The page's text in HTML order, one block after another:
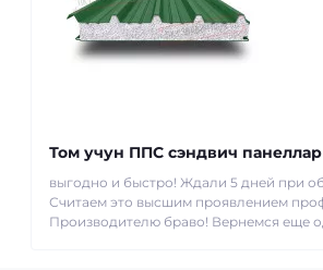
Том учун ППС сэндвич
выгодно и быстро! Ждали 5 дней при
Считаем это высшим проявлением
Производителю браво! Вернемся еще